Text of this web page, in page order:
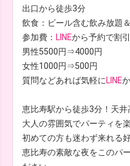
出口から徒歩3分
飲食：ビール含む飲み放題
参加費： LINEから予約で割
男性5500円⇒4000円
女性1000円⇒500円
質問などあれば気軽にLINE
恵比寿駅から徒歩3分！天井
大人の雰囲気でパーティを
初めての方も迷わず来れる
恵比寿の素敵な夜をこのパ